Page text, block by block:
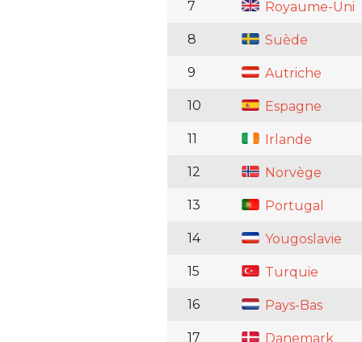
7 Royaume-Uni
8 Suède
9 Autriche
10 Espagne
11 Irlande
12 Norvège
13 Portugal
14 Yougoslavie
15 Turquie
16 Pays-Bas
17 Danemark